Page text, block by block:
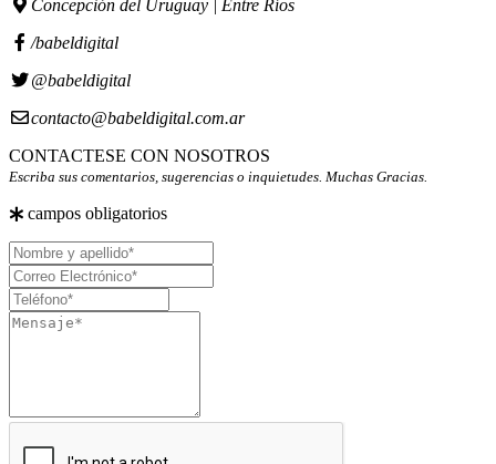
Concepción del Uruguay | Entre Ríos
/babeldigital
@babeldigital
contacto@babeldigital.com.ar
CONTACTESE CON NOSOTROS
Escriba sus comentarios, sugerencias o inquietudes. Muchas Gracias.
campos obligatorios
Nombre
y
apellido
Correo
Electrónico
Teléfono
Mensaje